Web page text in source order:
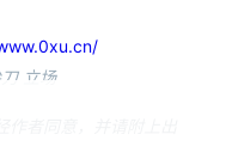
立场